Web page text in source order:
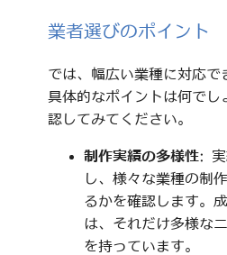
業者選びのポイント
では、幅広い業種に対応で
具体的なポイントは何でし
認してみてください。
制作実績の多様性: 実
し、様々な業種の制
るかを確認します。
は、それだけ多様な
を持っています。